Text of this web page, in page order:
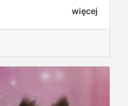
więcej